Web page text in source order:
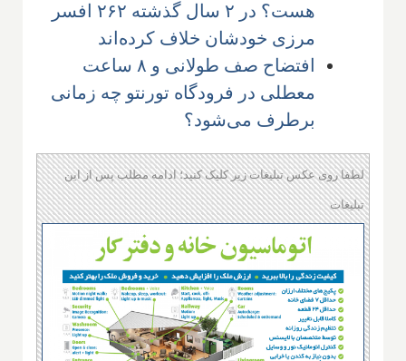
هست؟ در ۲ سال گذشته ۲۶۲ افسر
مرزی خودشان خلاف کرده‌اند
افتضاح صف طولانی و ۸ ساعت
معطلی در فرودگاه تورنتو چه زمانی
برطرف می‌شود؟
لطفا روی عکس تبلیغات زیر کلیک کنید؛ ادامه مطلب پس از این
تبلیغات